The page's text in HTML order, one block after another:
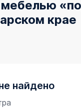
мебелью
крае
найдено